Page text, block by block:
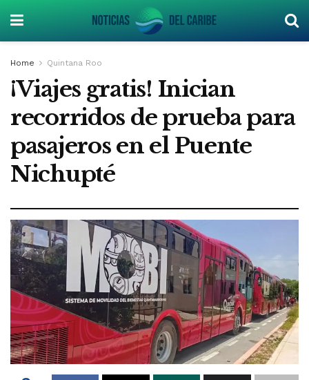
Home Quintana Roo
¡Viajes gratis! Inician
recorridos de prueba para
pasajeros en el Puente
Nichupté